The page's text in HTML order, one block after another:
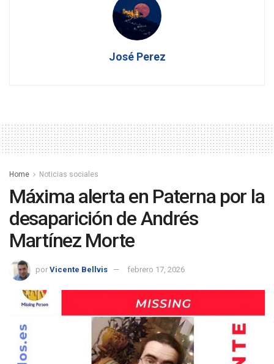
José Perez
Home Noticias sociales
Máxima alerta en Paterna por la
desaparición de Andrés
Martínez Morte
por Vicente Bellvis febrero 17, 2026